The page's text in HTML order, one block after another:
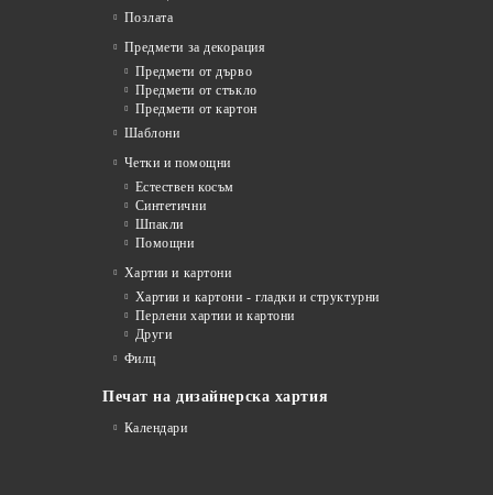
Позлата
Предмети за декорация
Предмети от дърво
Предмети от стъкло
Предмети от картон
Шаблони
Четки и помощни
Естествен косъм
Синтетични
Шпакли
Помощни
Хартии и картони
Хартии и картони - гладки и структурни
Перлени хартии и картони
Други
Филц
Печат на дизайнерска хартия
Календари